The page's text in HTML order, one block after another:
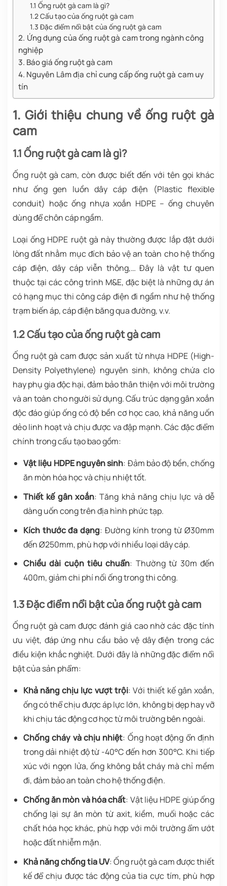
1.1 Ống ruột gà cam là gì?
1.2 Cấu tạo của ống ruột gà cam
1.3 Đặc điểm nổi bật của ống ruột gà cam
2. Ứng dụng của ống ruột gà cam trong ngành công
nghiệp
3. Báo giá ống ruột gà cam
4. Nguyên Lâm địa chỉ cung cấp ống ruột gà cam uy
tín
1. Giới thiệu chung về ống ruột gà
cam
1.1 Ống ruột gà cam là gì?
Ống ruột gà cam, còn được biết đến với tên gọi khác
như ống gen luồn dây cáp điện (Plastic flexible
conduit) hoặc ống nhựa xoắn HDPE – ống chuyên
dùng để chôn cáp ngầm.
Loại ống HDPE ruột gà này thường được lắp đặt dưới
lòng đất nhằm mục đích bảo vệ an toàn cho hệ thống
cáp điện, dây cáp viễn thông,… Đây là vật tư quen
thuộc tại các công trình M&E, đặc biệt là những dự án
có hạng mục thi công cáp điện đi ngầm như hệ thống
trạm biến áp, cáp điện băng qua đường, v.v.
1.2 Cấu tạo của ống ruột gà cam
Ống ruột gà cam được sản xuất từ nhựa HDPE (High-
Density Polyethylene) nguyên sinh, không chứa clo
hay phụ gia độc hại, đảm bảo thân thiện với môi trường
và an toàn cho người sử dụng. Cấu trúc dạng gân xoắn
độc đáo giúp ống có độ bền cơ học cao, khả năng uốn
dẻo linh hoạt và chịu được va đập mạnh. Các đặc điểm
chính trong cấu tạo bao gồm:
Vật liệu HDPE nguyên sinh: Đảm bảo độ bền, chống
ăn mòn hóa học và chịu nhiệt tốt.
Thiết kế gân xoắn: Tăng khả năng chịu lực và dễ
dàng uốn cong trên địa hình phức tạp.
Kích thước đa dạng: Đường kính trong từ Ø30mm
đến Ø250mm, phù hợp với nhiều loại dây cáp.
Chiều dài cuộn tiêu chuẩn: Thường từ 30m đến
400m, giảm chi phí nối ống trong thi công.
1.3 Đặc điểm nổi bật của ống ruột gà cam
Ống ruột gà cam được đánh giá cao nhờ các đặc tính
ưu việt, đáp ứng nhu cầu bảo vệ dây điện trong các
điều kiện khắc nghiệt. Dưới đây là những đặc điểm nổi
bật của sản phẩm:
Khả năng chịu lực vượt trội: Với thiết kế gân xoắn,
ống có thể chịu được áp lực lớn, không bị dẹp hay vỡ
khi chịu tác động cơ học từ môi trường bên ngoài.
Chống cháy và chịu nhiệt: Ống hoạt động ổn định
trong dải nhiệt độ từ -40°C đến hơn 300°C. Khi tiếp
xúc với ngọn lửa, ống không bắt cháy mà chỉ mềm
đi, đảm bảo an toàn cho hệ thống điện.
Chống ăn mòn và hóa chất: Vật liệu HDPE giúp ống
chống lại sự ăn mòn từ axit, kiềm, muối hoặc các
chất hóa học khác, phù hợp với môi trường ẩm ướt
hoặc đất nhiễm mặn.
Khả năng chống tia UV: Ống ruột gà cam được thiết
kế để chịu được tác động của tia cực tím, phù hợp